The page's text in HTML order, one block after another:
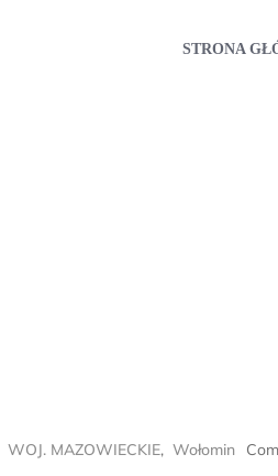
STRONA
WOJ. MAZOWIECKIE, Wołomin